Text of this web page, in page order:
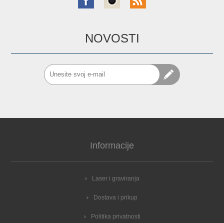
NOVOSTI
Informacije
Laser i graviranja
Dostava i prikup
Politika privatnosti